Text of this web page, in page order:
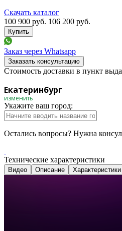
Скачать каталог
100 900 руб. 106 200 руб.
Заказ через Whatsapp
Заказать консультацию
Стоимость доставки в пункт
Екатеринбург
изменить
Укажите ваш город:
Остались вопросы? Нужна
Технические характеристики
Видео Описание Характеристики